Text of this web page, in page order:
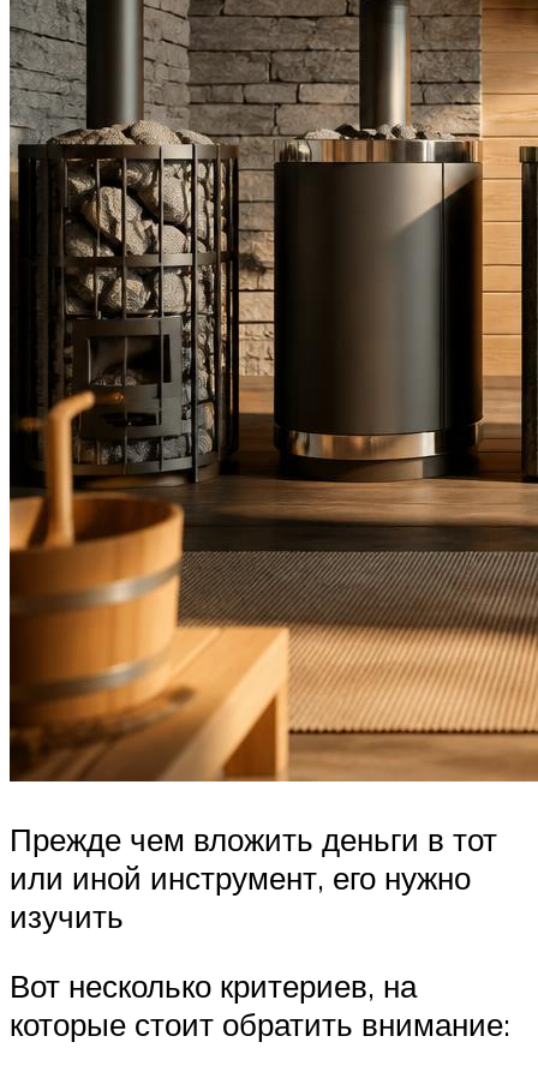
Прежде чем вложить деньги в тот
или иной инструмент, его нужно
изучить
Вот несколько критериев, на
которые стоит обратить внимание: